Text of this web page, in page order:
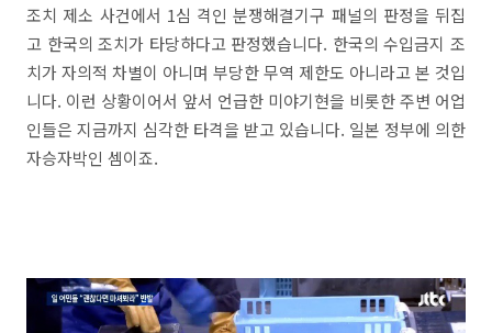
조치 제소 사건에서 1심 격인 분쟁해결기구 패널의 판정을 뒤집
고 한국의 조치가 타당하다고 판정했습니다. 한국의 수입금지 조
치가 자의적 차별이 아니며 부당한 무역 제한도 아니라고 본 것입
니다. 이런 상황이어서 앞서 언급한 미야기현을 비롯한 주변 어업
인들은 지금까지 심각한 타격을 받고 있습니다. 일본 정부에 의한
자승자박인 셈이죠.